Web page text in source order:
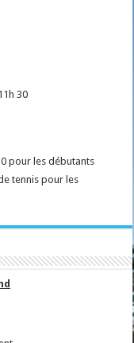
30
pour les débutants
tennis pour les